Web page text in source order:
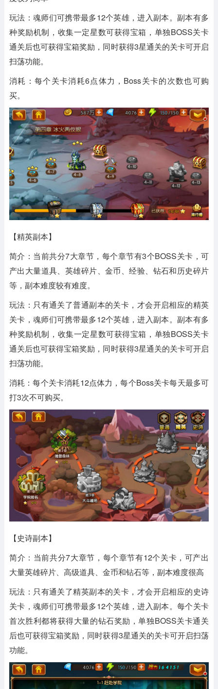
玩法：魂师们可携带最多12个英雄，进入副本。副本有多
种奖励机制，收集一定星数可获得宝箱，单独BOSS关卡
通关后也可获得宝箱奖励，同时获得3星通关的关卡可开启
扫荡功能。
消耗：每个关卡消耗6点体力，Boss关卡的次数也可购
买。
【精英副本】
简介：当前共分7大章节，每个章节有3个BOSS关卡，可
产出大量道具、英雄碎片、金币、经验、钻石和历史碎片
等，副本难度较有难度。
玩法：只有通关了普通副本的关卡，才会开启相应的精英
关卡，魂师们可携带最多12个英雄，进入副本。副本有多
种奖励机制，收集一定星数可获得宝箱，单独BOSS关卡
通关后也可获得宝箱奖励，同时获得3星通关的关卡可开启
扫荡功能。
消耗：每个关卡消耗12点体力，每个Boss关卡每天最多可
打3次不可购买。
【史诗副本】
简介：当前共分7大章节，每个章节有12个关卡，可产出
大量英雄碎片、高级道具、金币和钻石等，副本难度很高
玩法：只有通关了精英副本的关卡，才会开启相应的史诗
关卡，魂师们可携带最多12个英雄，进入副本。每个关卡
首次胜利都将获得大量的钻石奖励，单独BOSS关卡通关
后也可获得宝箱奖励，同时获得3星通关的关卡可开启扫荡
功能。